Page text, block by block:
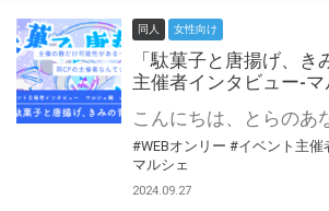
同人 女性向け
「駄菓子と唐揚げ、き
主催者インタビュー-
#WEBオンリー #イベント主催
マルシェ
2024.09.27